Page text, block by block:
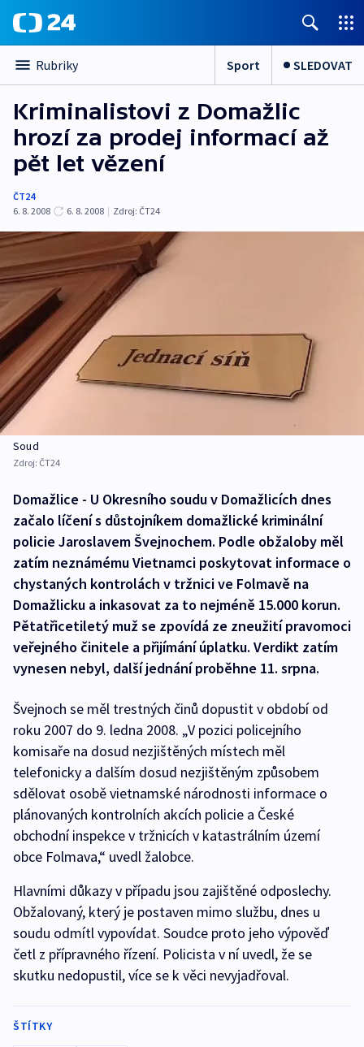
Rubriky Sport SLEDOVAT
Kriminalistovi z Domažlic
hrozí za prodej informací až
pět let vězení
ČT24
6. 8. 2008
6. 8. 2008 | Zdroj: ČT24
Soud
Zdroj: ČT24
Domažlice - U Okresního soudu v Domažlicích dnes
začalo líčení s důstojníkem domažlické kriminální
policie Jaroslavem Švejnochem. Podle obžaloby měl
zatím neznámému Vietnamci poskytovat informace o
chystaných kontrolách v tržnici ve Folmavě na
Domažlicku a inkasovat za to nejméně 15.000 korun.
Pětatřicetiletý muž se zpovídá ze zneužití pravomoci
veřejného činitele a přijímání úplatku. Verdikt zatím
vynesen nebyl, další jednání proběhne 11. srpna.
Švejnoch se měl trestných činů dopustit v období od
roku 2007 do 9. ledna 2008. „V pozici policejního
komisaře na dosud nezjištěných místech měl
telefonicky a dalším dosud nezjištěným způsobem
sdělovat osobě vietnamské národnosti informace o
plánovaných kontrolních akcích policie a České
obchodní inspekce v tržnicích v katastrálním území
obce Folmava,“ uvedl žalobce.
Hlavními důkazy v případu jsou zajištěné odposlechy.
Obžalovaný, který je postaven mimo službu, dnes u
soudu odmítl vypovídat. Soudce proto jeho výpověď
četl z přípravného řízení. Policista v ní uvedl, že se
skutku nedopustil, více se k věci nevyjadřoval.
ŠTÍTKY